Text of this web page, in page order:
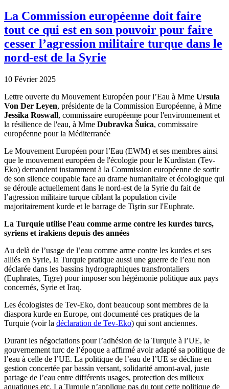
La Commission européenne doit faire
tout ce qui est en son pouvoir pour faire
cesser l’agression militaire turque dans le
nord-est de la Syrie
10 Février 2025
Lettre ouverte du Mouvement Européen pour l’Eau à Mme Ursula
Von Der Leyen, présidente de la Commission Européenne, à Mme
Jessika Roswall, commissaire européenne pour l'environnement et
la résilience de l'eau, à Mme Dubravka Šuica, commissaire
européenne pour la Méditerranée
Le Mouvement Européen pour l’Eau (EWM) et ses membres ainsi
que le mouvement européen de l'écologie pour le Kurdistan (Tev-
Eko) demandent instamment à la Commission européenne de sortir
de son silence coupable face au drame humanitaire et écologique qui
se déroule actuellement dans le nord-est de la Syrie du fait de
l’agression militaire turque ciblant la population civile
majoritairement kurde et le barrage de Tişrin sur l'Euphrate.
La Turquie utilise l’eau comme arme contre les kurdes turcs,
syriens et irakiens depuis des années
Au delà de l’usage de l’eau comme arme contre les kurdes et ses
alliés en Syrie, la Turquie pratique aussi une guerre de l’eau non
déclarée dans les bassins hydrographiques transfrontaliers
(Euphrates, Tigre) pour imposer son hégémonie politique aux pays
concernés, Syrie et Iraq.
Les écologistes de Tev-Eko, dont beaucoup sont membres de la
diaspora kurde en Europe, ont documenté ces pratiques de la
Turquie (voir la déclaration de Tev-Eko) qui sont anciennes.
Durant les négociations pour l’adhésion de la Turquie à l’UE, le
gouvernement turc de l’époque a affirmé avoir adapté sa politique de
l’eau à celle de l’UE. La politique de l’eau de l’UE se décline en
gestion concertée par bassin versant, solidarité amont-aval, juste
partage de l’eau entre différents usages, protection des milieux
aquatiques etc. La Turquie n’applique pas du tout cette politique de